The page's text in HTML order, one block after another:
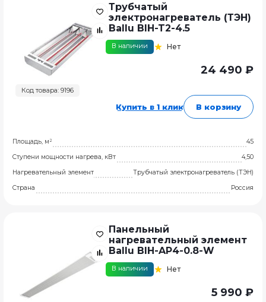
Код товара: 9196
Трубчатый
электронагреватель (ТЭН)
Ballu BIH-T2-4.5
В наличии Нет
24 490 ₽
Купить в 1 клик В корзину
Площадь, м²
45
Ступени мощности нагрева, кВт
4,50
Нагревательный элемент
Трубчатый электронагреватель (ТЭН)
Страна
Россия
Панельный
нагревательный элемент
Ballu BIH-AP4-0.8-W
В наличии Нет
5 990 ₽